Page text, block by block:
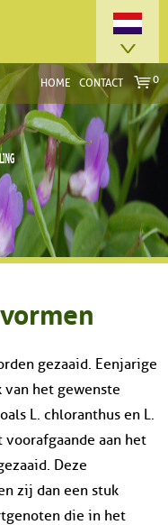
0
HOME CONTACT
gezaaid. Eenjarige
het gewenste
L. chloranthus en L.
aan het
Deze
zij dan een stuk
die in het